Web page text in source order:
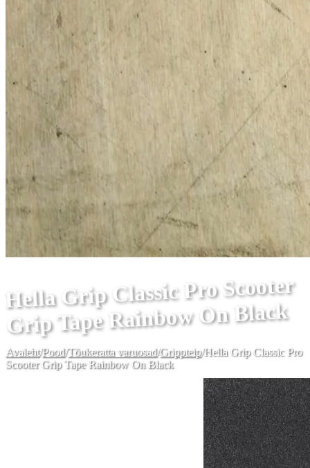
Hella Grip Classic Pro Scooter
Grip Tape Rainbow On Black
Avaleht/Pood/Tõukeratta varuosad/Grippteip/Hella Grip Classic Pro
Scooter Grip Tape Rainbow On Black